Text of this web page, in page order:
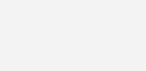
Aufgrund des abrupten Rückgangs des
sind die chinesischen Hersteller verstärkt
vorgestoßen und haben einen massiven
sagt Vorstandssprecher Jürgen Reinert.
Projektentwickler und Investoren den Bau von